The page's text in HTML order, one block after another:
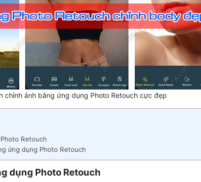
chỉnh ảnh bằng ứng dụng Photo Retouch cực đẹp
Retouch
ứng dụng Photo Retouch
dụng Photo Retouch